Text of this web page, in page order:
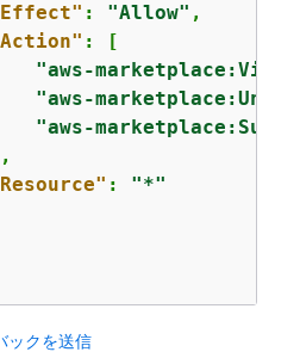
: "Allow" ,
: [
"aws-
"aws-
"aws-
: "*"
ックを送信